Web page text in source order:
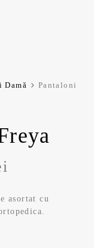
Damă
Pantaloni
asortat cu